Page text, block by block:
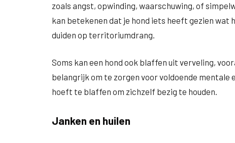
zoals angst, opwinding, waarschuwing, of
kan betekenen dat je hond iets heeft gezien
duiden op territoriumdrang.
Soms kan een hond ook blaffen uit verveling,
belangrijk om te zorgen voor voldoende mentale
hoeft te blaffen om zichzelf bezig te houden.
Janken en huilen